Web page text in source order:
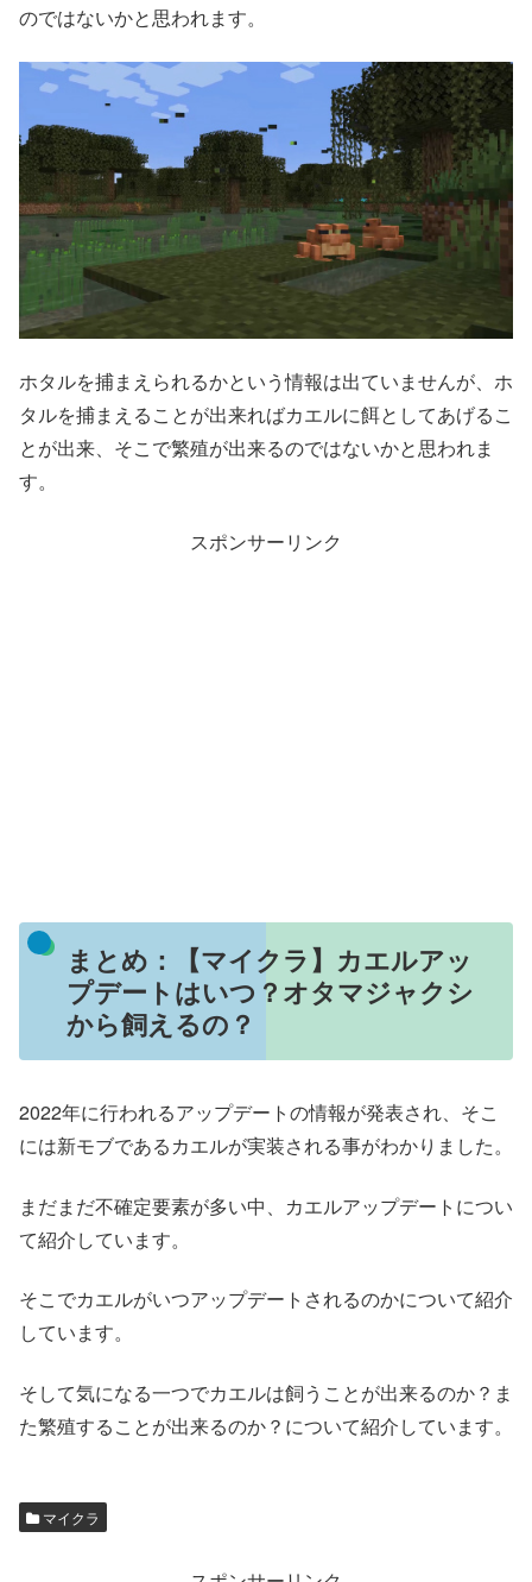
のではないかと思われます。
ホタルを捕まえられるかという情報は出ていませんが、ホ
タルを捕まえることが出来ればカエルに餌としてあげるこ
とが出来、そこで繁殖が出来るのではないかと思われま
す。
スポンサーリンク
まとめ：【マイクラ】カエルアッ
プデートはいつ？オタマジャクシ
から飼えるの？
2022年に行われるアップデートの情報が発表され、そこ
には新モブであるカエルが実装される事がわかりました。
まだまだ不確定要素が多い中、カエルアップデートについ
て紹介しています。
そこでカエルがいつアップデートされるのかについて紹介
しています。
そして気になる一つでカエルは飼うことが出来るのか？ま
た繁殖することが出来るのか？について紹介しています。
マイクラ